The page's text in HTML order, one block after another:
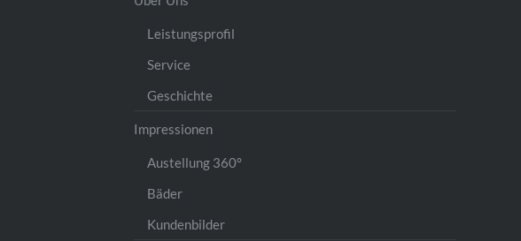
Leistungsprofil
Service
Geschichte
Impressionen
Austellung 360°
Bäder
Kundenbilder